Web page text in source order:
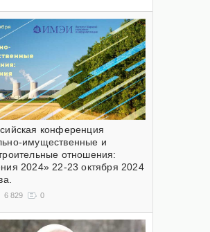
конференция
имущественные и
отношения:
2024» 22-23 октября 2024
6 829 0